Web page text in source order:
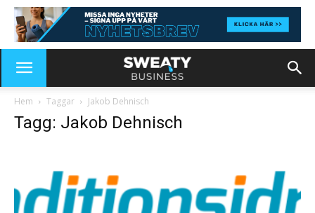
Hem Taggar Jakob Dehnisch
Tagg: Jakob Dehnisch